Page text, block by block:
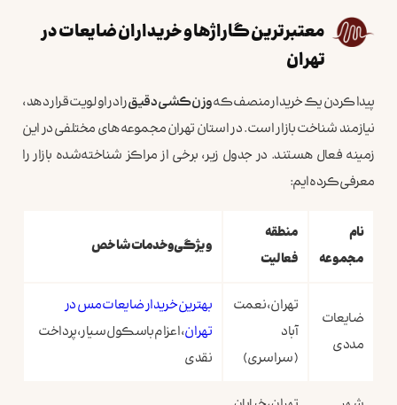
معتبرترین گاراژها و خریداران ضایعات در
تهران
پیدا کردن یک خریدار منصف کهوزن‌کشی دقیقرا در اولویت قرار دهد،
نیازمند شناخت بازار است. در استان تهران مجموعه‌های مختلفی در این
زمینه فعال هستند. در جدول زیر، برخی از مراکز شناخته‌شده بازار را
معرفی کرده‌ایم:
نام
مجموعه
منطقه
فعالیت
ویژگی و خدمات شاخص
ضایعات
مددی
تهران، نعمت
آباد
(سراسری)
بهترین خریدار ضایعات مس در
تهران، اعزام باسکول سیار، پرداخت
نقدی